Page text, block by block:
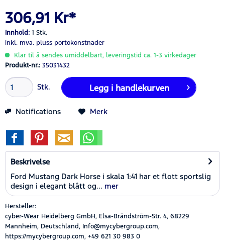
306,91 Kr*
Innhold: 1 Stk.
inkl. mva. pluss portokonstnader
Klar til å sendes umiddelbart, leveringstid ca. 1-3 virkedager
Produkt-nr.: 35031432
Stk. Legg i handlekurven
Notifications Merk
Beskrivelse
Ford Mustang Dark Horse i skala 1:41 har et flott sportslig
design i elegant blått og... mer
Hersteller:
cyber-Wear Heidelberg GmbH, Elsa-Brändström-Str. 4, 68229
Mannheim, Deutschland, Info@mycybergroup.com,
https://mycybergroup.com, +49 621 30 983 0